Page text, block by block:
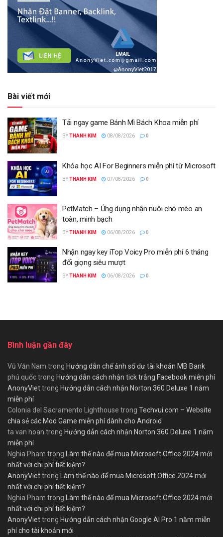
Bài viết mới
Tải ngay game Bánh Mì Bách Khoa miễn phí
BYTHANH KIM 08/08/2026 0
Khóa học AI For Beginners miễn phí từ Microsoft
BYTHANH KIM 07/08/2026 0
PetMatch – Ứng dụng nhận nuôi chó mèo an
toàn, minh bạch
BYTHANH KIM 06/08/2026 0
Nhận ngay key iTop Voicy Pro miễn phí 6 tháng
đổi giọng siêu mượt
BYTHANH KIM 06/08/2026 0
Bình luận gần đây
Vũ Văn Nam trong Hướng dẫn chế ảnh số dư tài khoản MB Bank
phú quốctrong Hướng dẫn cách nhận tick trắng Facebook miễn phí
AnonyViettrong Hướng dẫn cách nhận Norton 360 Deluxe 1 năm
miễn phí
Colonia del Sacramento Lighthouse trong Techvui.com – Website
chia sẻ các Mod Game miễn phí dành cho Android
ta van hoan trong Hướng dẫn cách nhận Norton 360 Deluxe 1 năm
miễn phí
Nghia Pham trong
Làm thế nào để mua Microsoft Office 2024 mới
nhất với chi phí tiết kiệm?
AnonyViettrong
Làm thế nào để mua Microsoft Office 2024 mới
nhất với chi phí tiết kiệm?
Nghia Pham trong
Làm thế nào để mua Microsoft Office 2024 mới
nhất với chi phí tiết kiệm?
AnonyViettrong Hướng dẫn cách nhận Google AI Pro 1 năm miễn
phí cho tài khoản mới